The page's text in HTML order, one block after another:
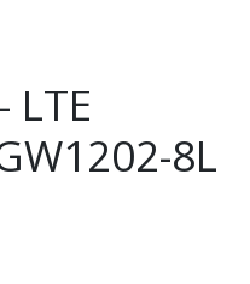
LTE
8L